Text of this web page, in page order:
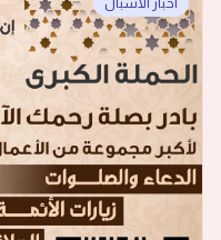
أخبار الأشبال